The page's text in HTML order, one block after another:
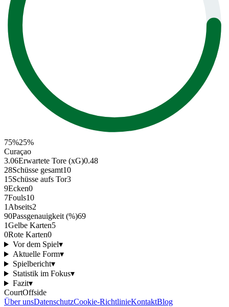
75%25%
Curaçao
3.06Erwartete Tore (xG)0.48
28Schüsse gesamt10
15Schüsse aufs Tor3
9Ecken0
7Fouls10
1 Abseits2
90Passgenauigkeit (%)69
1Gelbe Karten5
0Rote Karten0
Vor dem Spiel▾
Aktuelle Form▾
Spielbericht▾
Statistik im Fokus▾
Fazit▾
CourtOffside
Über unsDatenschutzCookie-RichtlinieKontaktBlog